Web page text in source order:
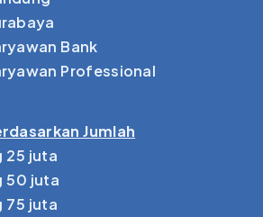
Bank
Professional
Jumlah
25 juta
50 juta
75 juta